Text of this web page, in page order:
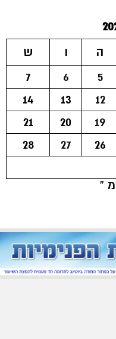
ה ו
ש
5
6
7
12
13
14
19
20
21
26
27
28
»